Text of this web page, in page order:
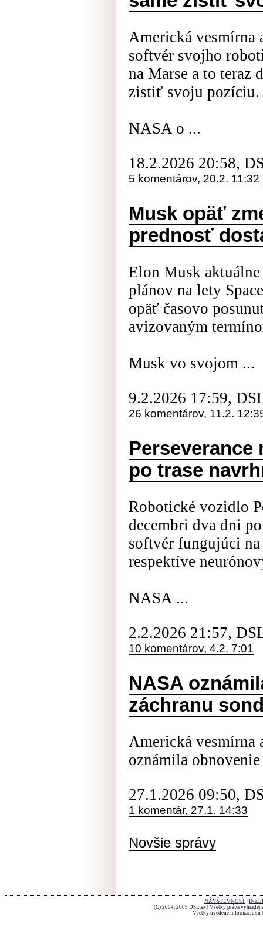
Americká vesmírna
softvér svojho
na Marse a to teraz
zistiť svoju pozíciu.
NASA o ...
18.2.2026 20:58,
5 komentárov, 20.2. 11:32
Musk opäť
prednosť
Elon Musk
plánov na lety
opäť časovo
avizovaným
Musk vo svojom ...
9.2.2026 17:59,
26 komentárov, 11.2.
Perseverance
po trase
Robotické vozidlo
decembri dva dni
softvér fungujúci
respektíve
NASA ...
2.2.2026 21:57,
10 komentárov, 4.2. 7:01
NASA
záchranu
Americká vesmírna
oznámila
27.1.2026 09:50,
1 komentár, 27.1. 14:33
Novšie správy
NÁVŠTEVNOSŤ
(C) 2004, 2005 DSL.sk | Všetky práva
Všetky uvedené informácie sú